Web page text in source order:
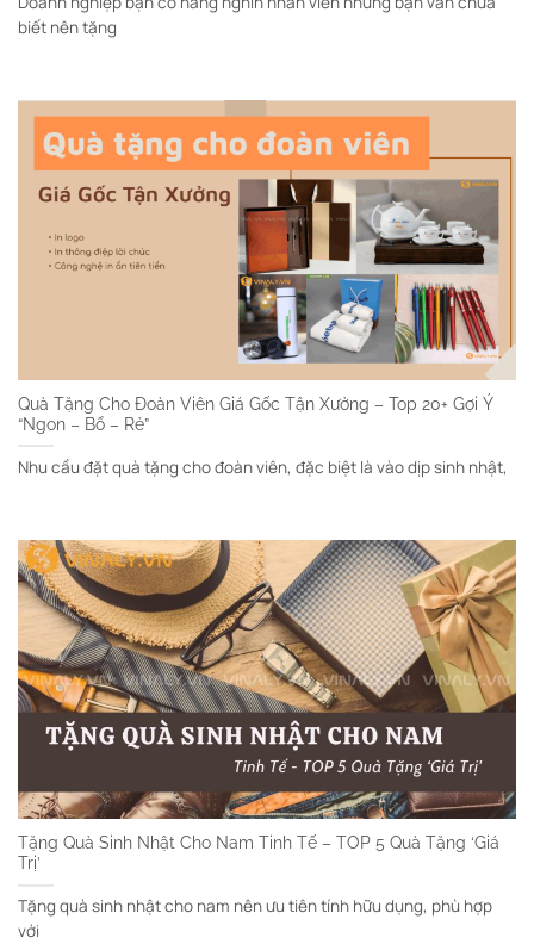
biết nên tặng
Quà Tặng Cho Đoàn Viên Giá Gốc Tận Xưởng – Top 20+ Gợi Ý
“Ngon – Bổ – Rẻ”
Nhu cầu đặt quà tặng cho đoàn viên, đặc biệt là vào dịp sinh nhật,
Tặng Quà Sinh Nhật Cho Nam Tinh Tế – TOP 5 Quà Tặng ‘Giá
Trị’
Tặng quà sinh nhật cho nam nên ưu tiên tính hữu dụng, phù hợp
với